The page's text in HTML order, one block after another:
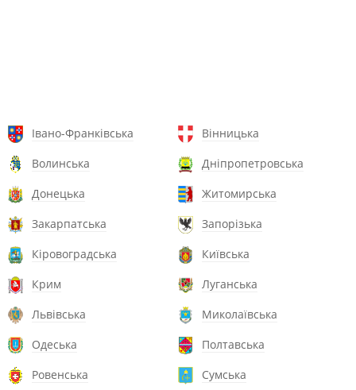
Івано-Франківська
Вінницька
Волинська
Дніпропетровська
Донецька
Житомирська
Закарпатська
Запорізька
Кіровоградська
Київська
Крим
Луганська
Львівська
Миколаївська
Одеська
Полтавська
Ровенська
Сумська